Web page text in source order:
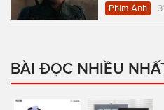
Phim Ảnh
BÀI ĐỌC NHIỀU